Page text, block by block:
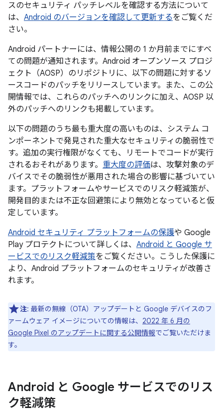
スのセキュリティ パッチレベルを確認する方法について
は、 Android のバージョンを確認して更新するをご覧くだ
さい。
Android パートナーには、情報公開の 1 か月前までにすべ
ての問題が通知されます。Android オープンソース プロジ
ェクト（AOSP）のリポジトリに、以下の問題に対するソ
ースコードのパッチをリリースしています。また、この公
開情報では、これらのパッチへのリンクに加え、AOSP 以
外のパッチへのリンクも掲載しています。
以下の問題のうち最も重大度の高いものは、システム コ
ンポーネントで発見された重大なセキュリティの脆弱性で
す。追加の実行権限がなくても、リモートでコードが実行
されるおそれがあります。 重大度の評価は、攻撃対象のデ
バイスでその脆弱性が悪用された場合の影響に基づいてい
ます。プラットフォームやサービスでのリスク軽減策が、
開発目的または不正な回避策により無効となっていると仮
定しています。
Android セキュリティ プラットフォームの保護や Google
Play プロテクトについて詳しくは、 Android と Google サ
ービスでのリスク軽減策をご覧ください。こうした保護に
より、Android プラットフォームのセキュリティが改善さ
れます。
注: 最新の無線（OTA）アップデートと Google デバイスのフ
ァームウェア イメージについての情報は、 2022 年 6 月の
Google Pixel のアップデートに関する公開情報でご覧いただけま
す。
Android と Google サービスでのリス
ク軽減策